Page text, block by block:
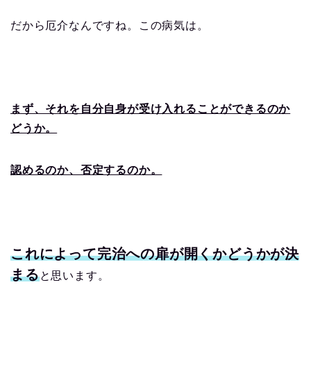
だから厄介なんですね。この病気は。
まず、それを自分自身が受け入れることができるのか
どうか。
認めるのか、否定するのか。
これによって完治への扉が開くかどうかが決
まると思います。